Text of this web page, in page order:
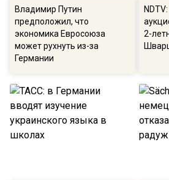
Владимир Путин
предположил, что
экономика Евросоюза
может рухнуть из-за
Германии
2-